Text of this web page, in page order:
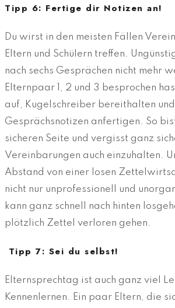
Tipp 6: Fertige dir Notizen an!
Du wirst in den meisten Fällen
Eltern und Schülern treffen.
nach sechs Gesprächen nicht mehr
Elternpaar 1, 2 und 3 besprochen
auf, Kugelschreiber bereithalten und
Gesprächsnotizen anfertigen. So
sicheren Seite und vergisst ganz
Vereinbarungen auch einzuhalten.
Abstand von einer losen
nicht nur unprofessionell und
kann ganz schnell nach hinten
plötzlich Zettel verloren gehen.
Tipp 7: Sei du selbst!
Elternsprechtag ist auch ganz viel
Kennenlernen. Ein paar Eltern, die